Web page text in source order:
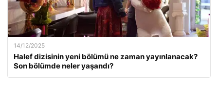
14/12/2025
Halef dizisinin yeni bölümü ne zaman yayınlanacak?
Son bölümde neler yaşandı?